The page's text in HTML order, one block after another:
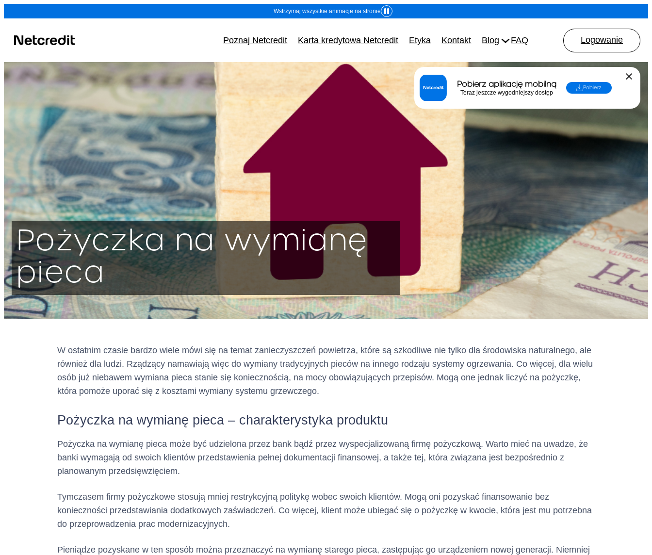
Wstrzymaj wszystkie animacje na stronie
Pobierz aplikację mobilną
Teraz jeszcze wygodniejszy dostęp
Pobierz
Poznaj Netcredit Karta kredytowa Netcredit Etyka Kontakt Blog FAQ Logowanie
Pożyczka na wymianę
pieca
W ostatnim czasie bardzo wiele mówi się na temat zanieczyszczeń powietrza, które są szkodliwe nie tylko dla środowiska naturalnego, ale
również dla ludzi. Rządzący namawiają więc do wymiany tradycyjnych pieców na innego rodzaju systemy ogrzewania. Co więcej, dla wielu
osób już niebawem wymiana pieca stanie się koniecznością, na mocy obowiązujących przepisów. Mogą one jednak liczyć na pożyczkę,
która pomoże uporać się z kosztami wymiany systemu grzewczego.
Pożyczka na wymianę pieca – charakterystyka produktu
Pożyczka na wymianę pieca może być udzielona przez bank bądź przez wyspecjalizowaną firmę pożyczkową. Warto mieć na uwadze, że
banki wymagają od swoich klientów przedstawienia pełnej dokumentacji finansowej, a także tej, która związana jest bezpośrednio z
planowanym przedsięwzięciem.
Tymczasem firmy pożyczkowe stosują mniej restrykcyjną politykę wobec swoich klientów. Mogą oni pozyskać finansowanie bez
konieczności przedstawiania dodatkowych zaświadczeń. Co więcej, klient może ubiegać się o pożyczkę w kwocie, która jest mu potrzebna
do przeprowadzenia prac modernizacyjnych.
Pieniądze pozyskane w ten sposób można przeznaczyć na wymianę starego pieca, zastępując go urządzeniem nowej generacji. Niemniej